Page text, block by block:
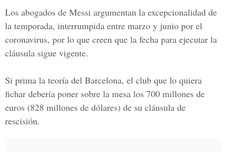
Los abogados de Messi argumentan la excepcionalidad de
la temporada, interrumpida entre marzo y junio por el
coronavirus, por lo que creen que la fecha para ejecutar la
cláusula sigue vigente.
Si prima la teoría del Barcelona, el club que lo quiera
fichar debería poner sobre la mesa los 700 millones de
euros (828 millones de dólares) de su cláusula de
rescisión.